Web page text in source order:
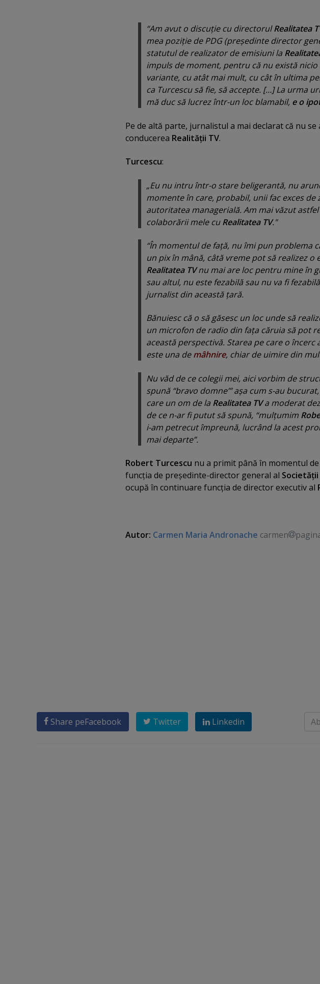
“Am avut o discuţie cu directorulRealitatea
mea poziţie de PDG (preşedinte director
statutul de realizator de emisiuni la
impuls de moment, pentru că nu există
variante, cu atât mai mult, cu cât în ultima
ca Turcescu să fie, să accepte. […] La urma
mă duc să lucrez într-un loc blamabil, e o
Pe de altă parte, jurnalistul a mai declarat că nu se
conducerea Realităţii TV.
Turcescu:
„Eu nu intru într-o stare beligerantă, nu
momente în care, probabil, unii fac exces de
autoritatea managerială. Am mai văzut
colaborării mele cuRealitatea TV."
“În momentul de faţă, nu îmi pun problema
un pix în mână, câtă vreme pot să realizez
Realitatea TVnu mai are loc pentru mine în
sau altul, nu este fezabilă sau nu va fi
jurnalist din această ţară.
Bănuiesc că o să găsesc un loc unde să
un microfon de radio din faţa căruia să pot
această perspectivă. Starea pe care o
este una demâhnire, chiar de uimire din
Nu văd de ce colegii mei, aici vorbim de
spună “bravo domne’” aşa cum s-au
care un om de la Realitatea TVa moderat
de ce n-ar fi putut să spună, “mulţumim
i-am petrecut împreună, lucrând la acest
mai departe”.
Robert Turcescu nu a primit până în momentul
funcţia de preşedinte-director general al
ocupă în continuare funcţia de director executiv al
Autor: Carmen Maria Andronache carmen
Share peFacebook Twitter Linkedin